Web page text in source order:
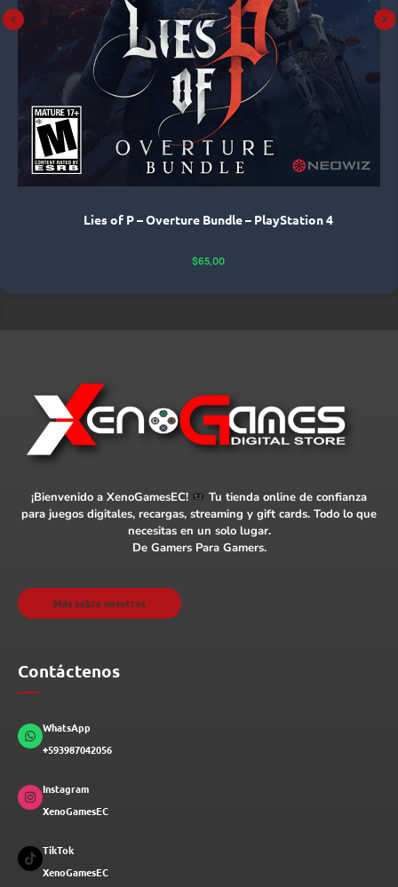
Lies of P – Overture Bundle – PlayStation 4
$65,00
¡Bienvenido a XenoGamesEC!
Tu tienda online de confianza
para juegos digitales, recargas, streaming y gift cards. Todo lo que
necesitas en un solo lugar.
De Gamers Para Gamers.
Más sobre nosotros
Contáctenos
WhatsApp
+593987042056
Instagram
XenoGamesEC
TikTok
XenoGamesEC